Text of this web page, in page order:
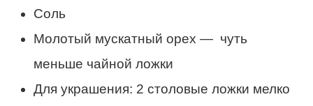
Соль
Молотый мускатный орех — чуть
меньше чайной ложки
Для украшения: 2 столовые ложки мелко